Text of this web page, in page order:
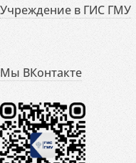
Учреждение в ГИС ГМУ
Мы ВКонтакте